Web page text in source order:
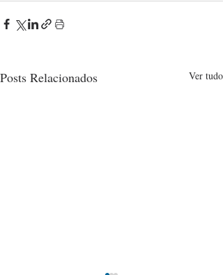
Posts Relacionados Ver tudo